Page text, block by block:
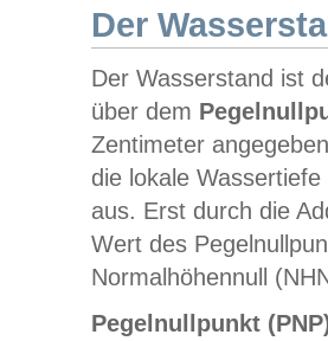
Der
Der Wasserstand ist
über dem
Zentimeter
die lokale
aus. Erst durch die
Wert des
Normalhöhennull
Pegelnullpunkt